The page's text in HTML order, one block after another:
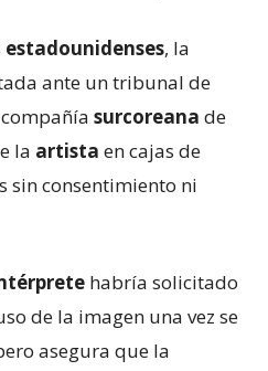
estadounidenses, la
ante un tribunal de
surcoreana de
la artista en cajas de
sin consentimiento ni
habría solicitado
de la imagen una vez se
asegura que la